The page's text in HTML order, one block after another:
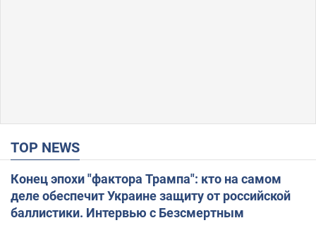
TOP NEWS
Конец эпохи "фактора Трампа": кто на самом
деле обеспечит Украине защиту от российской
баллистики. Интервью с Безсмертным